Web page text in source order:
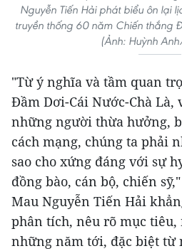
Nguyễn Tiến Hải phát biểu ôn lại
truyền thống 60 năm Chiến thắng
(Ảnh: Huỳnh
"Từ ý nghĩa và tầm quan
Đầm Dơi-Cái Nước-Chà
những người thừa hưởng,
cách mạng, chúng ta phải
sao cho xứng đáng với sự
đồng bào, cán bộ, chiến
Mau Nguyễn Tiến Hải
phân tích, nêu rõ mục
những năm tới, đặc biệt từ